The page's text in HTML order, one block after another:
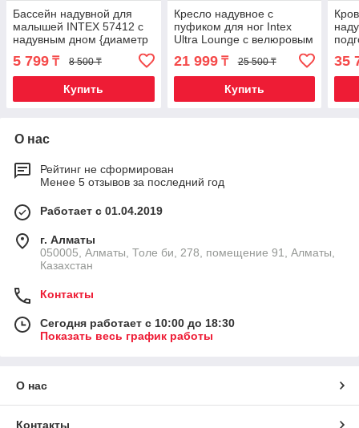
Бассейн надувной для
малышей INTEX 57412 с
надувным дном {диаметр
5 799 ₸ 8 500 ₸
Купить
Кресло надувное c
пуфиком для ног Intex
Ultra Lounge с велюровым
покрытием (Серый)
21 999₸ 25 500 ₸
Купить
35
О нас
Рейтинг не сформирован
Менее 5 отзывов за последний год
Работает с 01.04.2019
г. Алматы
050005, Алматы, Толе би, 278, помещение 91, Алматы,
Казахстан
Контакты
Сегодня работает с 10:00 до 18:30
Показать весь график работы
О нас
Контакты